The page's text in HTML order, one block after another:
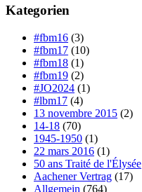
Kategorien
#fbm16 (3)
#fbm17 (10)
#fbm18 (1)
#fbm19 (2)
#JO2024 (1)
#lbm17 (4)
13 novembre 2015 (2)
14-18 (70)
1945-1950 (1)
22 mars 2016 (1)
50 ans Traité de l'Élysée
Aachener Vertrag (17)
Allgemein (764)